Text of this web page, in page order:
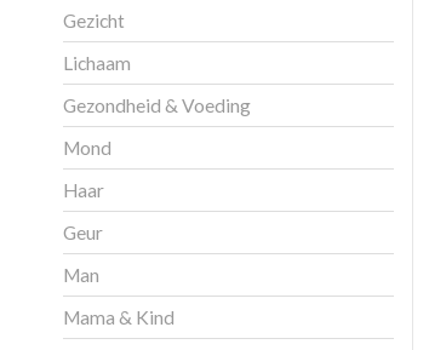
Gezicht
Lichaam
Gezondheid & Voeding
Mond
Haar
Geur
Man
Mama & Kind